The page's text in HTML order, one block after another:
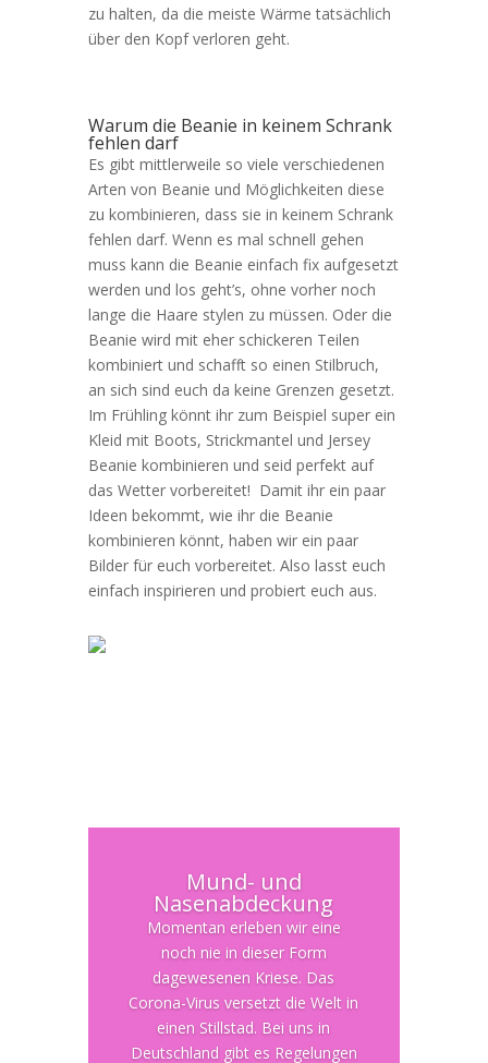
zu halten, da die meiste Wärme tatsächlich
über den Kopf verloren geht.
Warum die Beanie in keinem Schrank
fehlen darf
Es gibt mittlerweile so viele verschiedenen
Arten von Beanie und Möglichkeiten diese
zu kombinieren, dass sie in keinem Schrank
fehlen darf. Wenn es mal schnell gehen
muss kann die Beanie einfach fix aufgesetzt
werden und los geht’s, ohne vorher noch
lange die Haare stylen zu müssen. Oder die
Beanie wird mit eher schickeren Teilen
kombiniert und schafft so einen Stilbruch,
an sich sind euch da keine Grenzen gesetzt.
Im Frühling könnt ihr zum Beispiel super ein
Kleid mit Boots, Strickmantel und Jersey
Beanie kombinieren und seid perfekt auf
das Wetter vorbereitet! Damit ihr ein paar
Ideen bekommt, wie ihr die Beanie
kombinieren könnt, haben wir ein paar
Bilder für euch vorbereitet. Also lasst euch
einfach inspirieren und probiert euch aus.
Mund- und
Nasenabdeckung
Momentan erleben wir eine
noch nie in dieser Form
dagewesenen Kriese. Das
Corona-Virus versetzt die Welt in
einen Stillstad. Bei uns in
Deutschland gibt es Regelungen